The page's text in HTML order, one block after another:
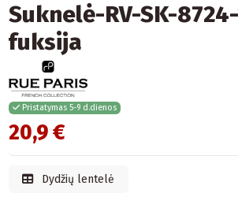
Suknelė-RV-SK-
fuksija
Pristatymas 5-9 d.dienos
20,9 €
Dydžių lentelė